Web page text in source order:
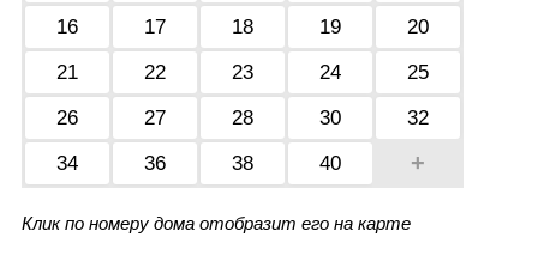
16
17 18 19
20
21
22 23 24
25
26
27 28 30
32
34
36 38 40 +
Клик по номеру дома отобразит его на карте